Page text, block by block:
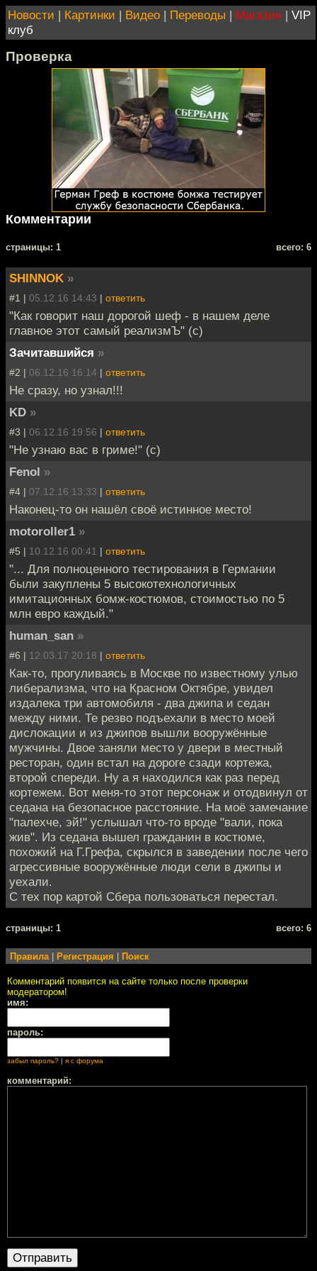
Новости | Картинки | Видео | Переводы | Магазин | VIP
клуб
Проверка
Комментарии
cтраницы: 1 всего: 6
SHINNOK »
#1 | 05.12.16 14:43 | ответить
"Как говорит наш дорогой шеф - в нашем деле
главное этот самый реализмЪ" (с)
Зачитавшийся »
#2 | 06.12.16 16:14 | ответить
Не сразу, но узнал!!!
KD »
#3 | 06.12.16 19:56 | ответить
"Не узнаю вас в гриме!" (c)
Fenol »
#4 | 07.12.16 13:33 | ответить
Наконец-то он нашёл своё истинное место!
motoroller1 »
#5 | 10.12.16 00:41 | ответить
"... Для полноценного тестирования в Германии
были закуплены 5 высокотехнологичных
имитационных бомж-костюмов, стоимостью по 5
млн евро каждый."
human_san »
#6 | 12.03.17 20:18 | ответить
Как-то, прогуливаясь в Москве по известному улью
либерализма, что на Красном Октябре, увидел
издалека три автомобиля - два джипа и седан
между ними. Те резво подъехали в место моей
дислокации и из джипов вышли вооружённые
мужчины. Двое заняли место у двери в местный
ресторан, один встал на дороге сзади кортежа,
второй спереди. Ну а я находился как раз перед
кортежем. Вот меня-то этот персонаж и отодвинул от
седана на безопасное расстояние. На моё замечание
"палехче, эй!" услышал что-то вроде "вали, пока
жив". Из седана вышел гражданин в костюме,
похожий на Г.Грефа, скрылся в заведении после чего
агрессивные вооружённые люди сели в джипы и
уехали.
С тех пор картой Сбера пользоваться перестал.
cтраницы: 1 всего: 6
Правила| Регистрация Поиск
Комментарий появится на сайте только после проверки
модератором!
имя:
пароль:
забыл пароль? | я с форума
комментарий: